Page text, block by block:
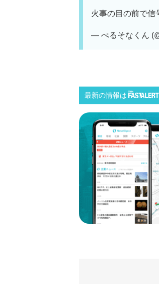
火事の目の前で信
— ぺるそなくん
最新の情報は